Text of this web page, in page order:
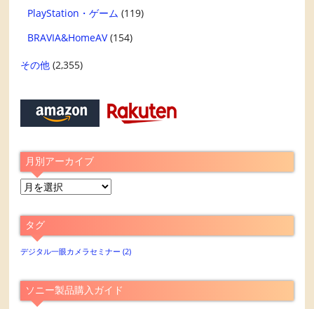
PlayStation・ゲーム (119)
BRAVIA&HomeAV(154)
その他 (2,355)
月別アーカイブ
月
ア
ー
カ
ブ
タグ
デジタル一眼カメラセミナー (2)
ソニー製品購入ガイド